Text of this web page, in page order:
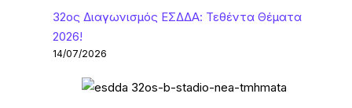
32ος Διαγωνισμός ΕΣΔΔΑ: Τεθέντα Θέματα
2026!
14/07/2026